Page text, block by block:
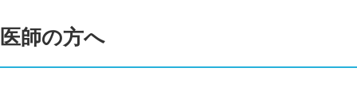
医師の方へ